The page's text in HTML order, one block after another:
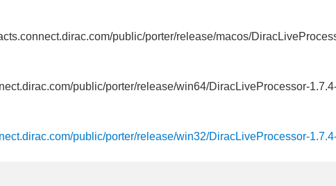
public/porter/release/macos/
public/porter/release/win64/DiracLiveProcessor-
public/porter/release/win32/DiracLiveProcessor-